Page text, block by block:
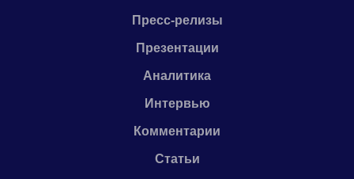
Пресс-релизы
Презентации
Аналитика
Интервью
Комментарии
Статьи